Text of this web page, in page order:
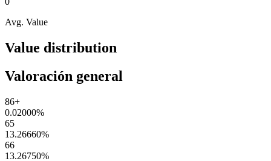
Avg. Value
Value distribution
Valoración general
86+
0.02000%
65
13.26660%
66
13.26750%